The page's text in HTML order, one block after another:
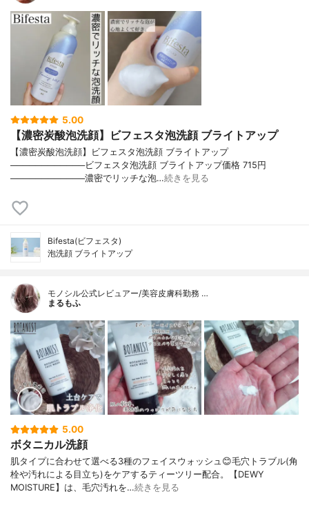
5.00
【濃密炭酸泡洗顔】ビフェスタ泡洗顔 ブライトアップ
【濃密炭酸泡洗顔】ビフェスタ泡洗顔 ブライトアップ
────────────ビフェスタ泡洗顔 ブライトアップ価格 715円
────────────濃密でリッチな泡…続きを見る
Bifesta(ビフェスタ)
泡洗顔 ブライトアップ
モノシル公式レビュアー/美容皮膚科勤務 …
まるもふ
5.00
ボタニカル洗顔
肌タイプに合わせて選べる3種のフェイスウォッシュ😊毛穴トラブル(角
栓や汚れによる目立ち)をケアするティーツリー配合。【DEWY
MOISTURE】は、毛穴汚れを…続きを見る